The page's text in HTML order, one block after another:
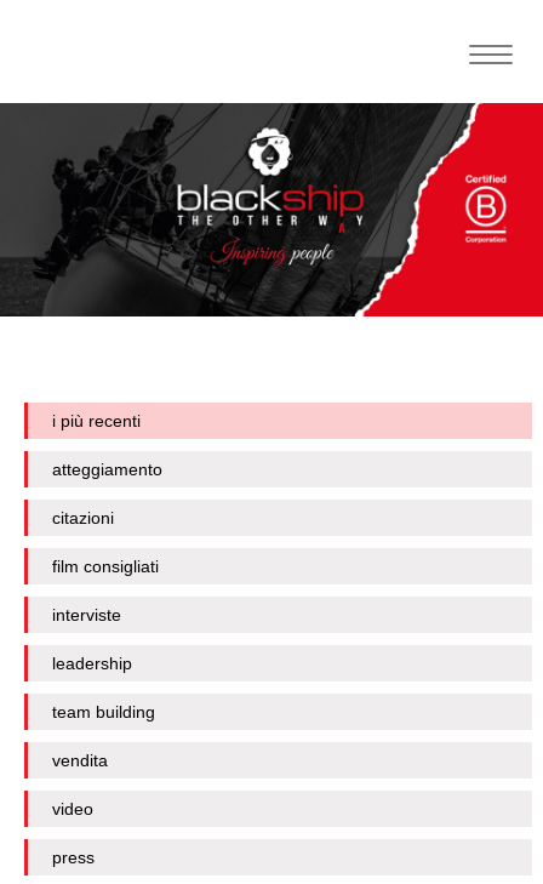
Toggle
i più recenti
atteggiamento
citazioni
film consigliati
interviste
leadership
team building
vendita
video
press